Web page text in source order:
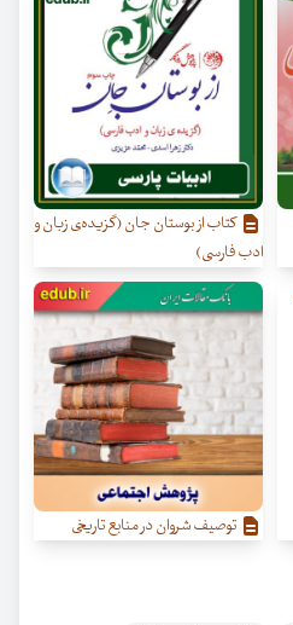
کتاب از بوستان جان (گزیده‌ی زبان و
ادب فارسی)
توصیف شروان در منابع تاریخی